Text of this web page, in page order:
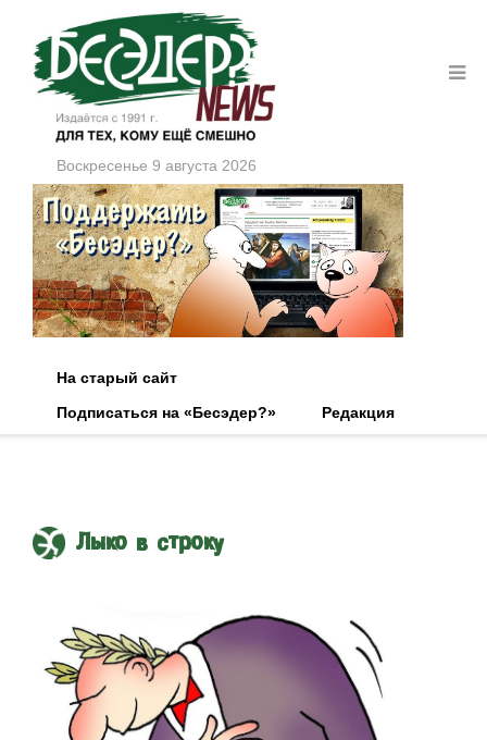
Воскресенье 9 августа 2026
На старый сайт
Подписаться на «Бесэдер?»
Редакция
Лыко в строку